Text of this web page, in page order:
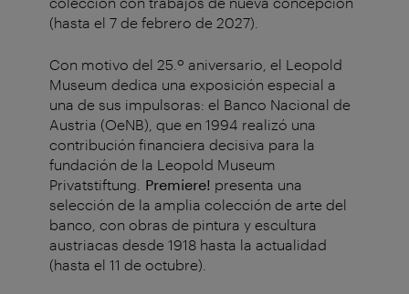
(hasta el 7 de febrero de 2027).
Con motivo del 25.º aniversario, el Leopold
Museum dedica una exposición especial a
una de sus impulsoras: el Banco Nacional de
Austria (OeNB), que en 1994 realizó una
contribución financiera decisiva para la
fundación de la Leopold Museum
Privatstiftung. Premiere! presenta una
selección de la amplia colección de arte del
banco, con obras de pintura y escultura
austriacas desde 1918 hasta la actualidad
(hasta el 11 de octubre).